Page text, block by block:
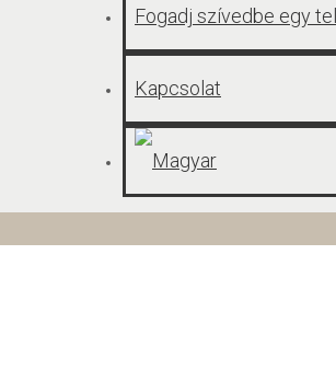
Fogadj szívedbe egy
Kapcsolat